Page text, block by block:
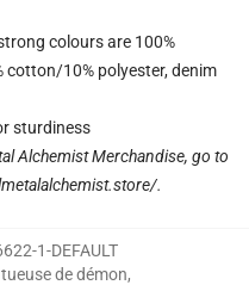
colours are 100%
cotton/10% polyester, denim
sturdiness
Alchemist Merchandise, go to
.
1-DEFAULT
de démon,